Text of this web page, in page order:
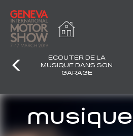
ECOUTER DE LA
MUSIQUE DANS SON
GARAGE